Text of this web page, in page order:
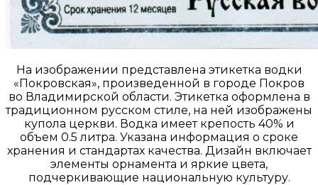
На изображении представлена этикетка водки
«Покровская», произведенной в городе Покров
во Владимирской области. Этикетка оформлена в
традиционном русском стиле, на ней изображены
купола церкви. Водка имеет крепость 40% и
объем 0.5 литра. Указана информация о сроке
хранения и стандартах качества. Дизайн включает
элементы орнамента и яркие цвета,
подчеркивающие национальную культуру.